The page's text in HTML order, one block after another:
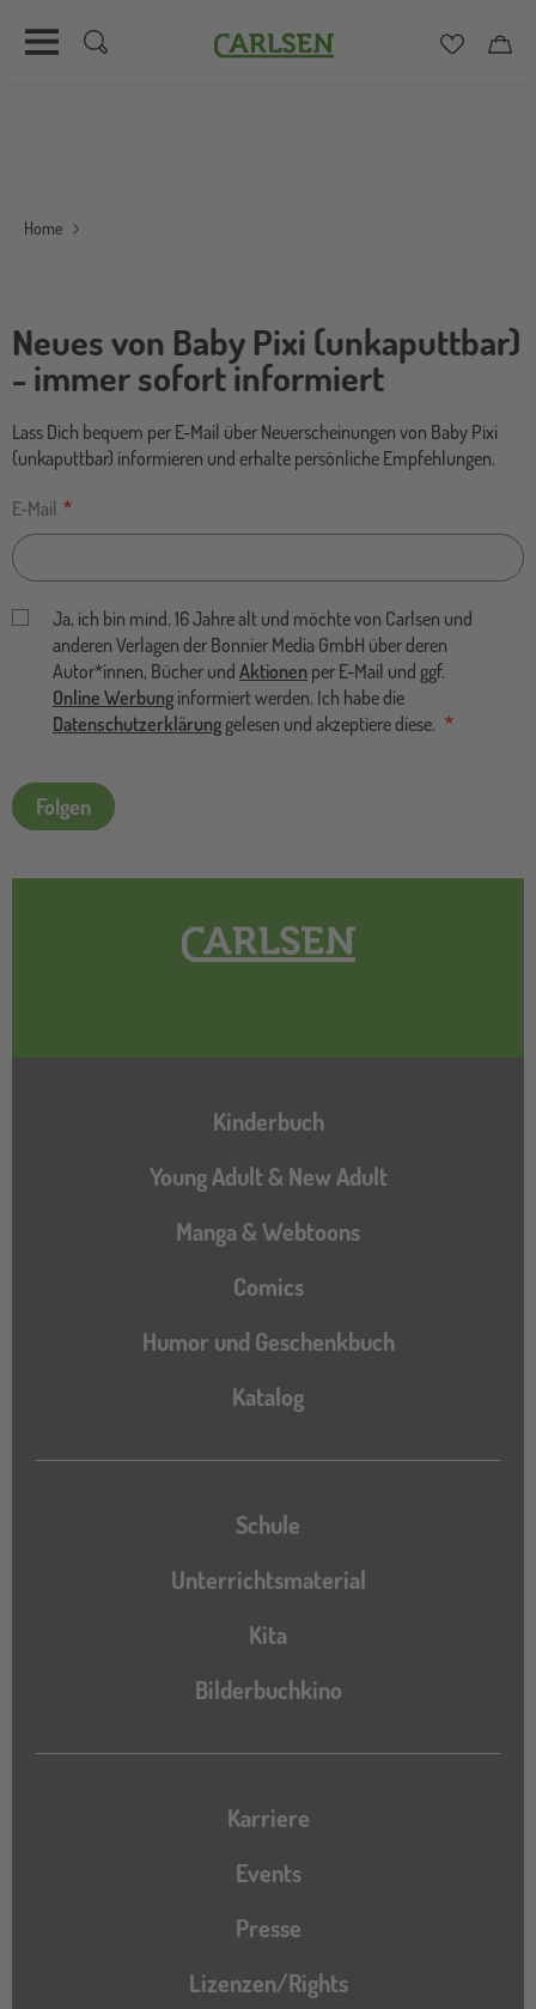
Carlsen
Home
Neues von Baby Pixi (unkaputtbar)
- immer sofort informiert
Lass Dich bequem per E-Mail über Neuerscheinungen von Baby Pixi
(unkaputtbar) informieren und erhalte persönliche Empfehlungen.
E-Mail
Ja, ich bin mind. 16 Jahre alt und möchte von Carlsen und
anderen Verlagen der Bonnier Media GmbH über deren
Autor*innen, Bücher und Aktionen per E-Mail und ggf.
Online Werbung informiert werden. Ich habe die
Datenschutzerklärung gelesen und akzeptiere diese.
Folgen
Hauptnavigation
Kinderbuch
Young Adult & New Adult
Manga & Webtoons
Comics
Humor und Geschenkbuch
Katalog
Katalog
Schule
Unterrichtsmaterial
Kita
Bilderbuchkino
Karriere
Events
Presse
Lizenzen/Rights